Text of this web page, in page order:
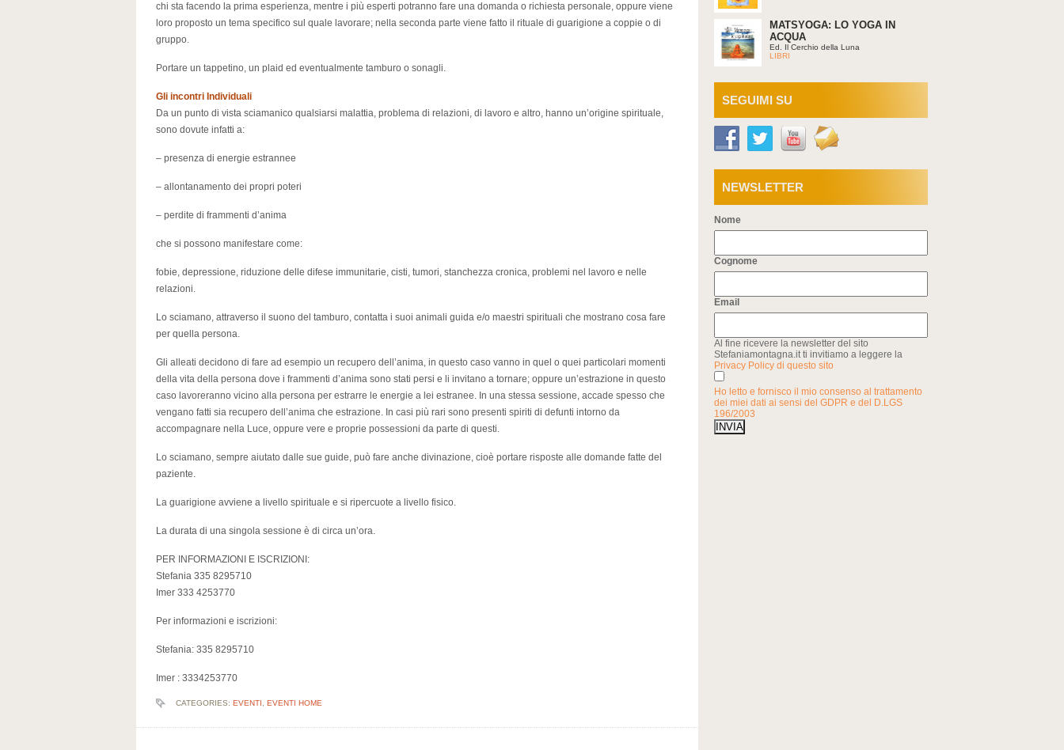
chi sta facendo la prima esperienza, mentre i più esperti potranno fare una domanda o richiesta personale, oppure viene
loro proposto un tema specifico sul quale lavorare; nella seconda parte viene fatto il rituale di guarigione a coppie o di
gruppo.
Portare un tappetino, un plaid ed eventualmente tamburo o sonagli.
Gli incontri Individuali
Da un punto di vista sciamanico qualsiarsi malattia, problema di relazioni, di lavoro e altro, hanno un’origine spirituale,
sono dovute infatti a:
– presenza di energie estrannee
– allontanamento dei propri poteri
– perdite di frammenti d’anima
che si possono manifestare come:
fobie, depressione, riduzione delle difese immunitarie, cisti, tumori, stanchezza cronica, problemi nel lavoro e nelle
relazioni.
Lo sciamano, attraverso il suono del tamburo, contatta i suoi animali guida e/o maestri spirituali che mostrano cosa fare
per quella persona.
Gli alleati decidono di fare ad esempio un recupero dell’anima, in questo caso vanno in quel o quei particolari momenti
della vita della persona dove i frammenti d’anima sono stati persi e li invitano a tornare; oppure un’estrazione in questo
caso lavoreranno vicino alla persona per estrarre le energie a lei estranee. In una stessa sessione, accade spesso che
vengano fatti sia recupero dell’anima che estrazione. In casi più rari sono presenti spiriti di defunti intorno da
accompagnare nella Luce, oppure vere e proprie possessioni da parte di questi.
Lo sciamano, sempre aiutato dalle sue guide, può fare anche divinazione, cioè portare risposte alle domande fatte del
paziente.
La guarigione avviene a livello spirituale e si ripercuote a livello fisico.
La durata di una singola sessione è di circa un’ora.
PER INFORMAZIONI E ISCRIZIONI:
Stefania 335 8295710
Imer 333 4253770
Per informazioni e iscrizioni:
Stefania: 335 8295710
Imer : 3334253770
CATEGORIES: EVENTI EVENTI HOME
MATSYOGA: LO YOGA IN
ACQUA
Ed. Il Cerchio della Luna
LIBRI
SEGUIMI SU
NEWSLETTER
Nome
Cognome
Email
Al fine ricevere la newsletter del sito
Stefaniamontagna.it ti invitiamo a leggere la
Privacy Policy di questo sito
Ho letto e fornisco il mio consenso al trattamento
dei miei dati ai sensi del GDPR e del D.LGS
196/2003